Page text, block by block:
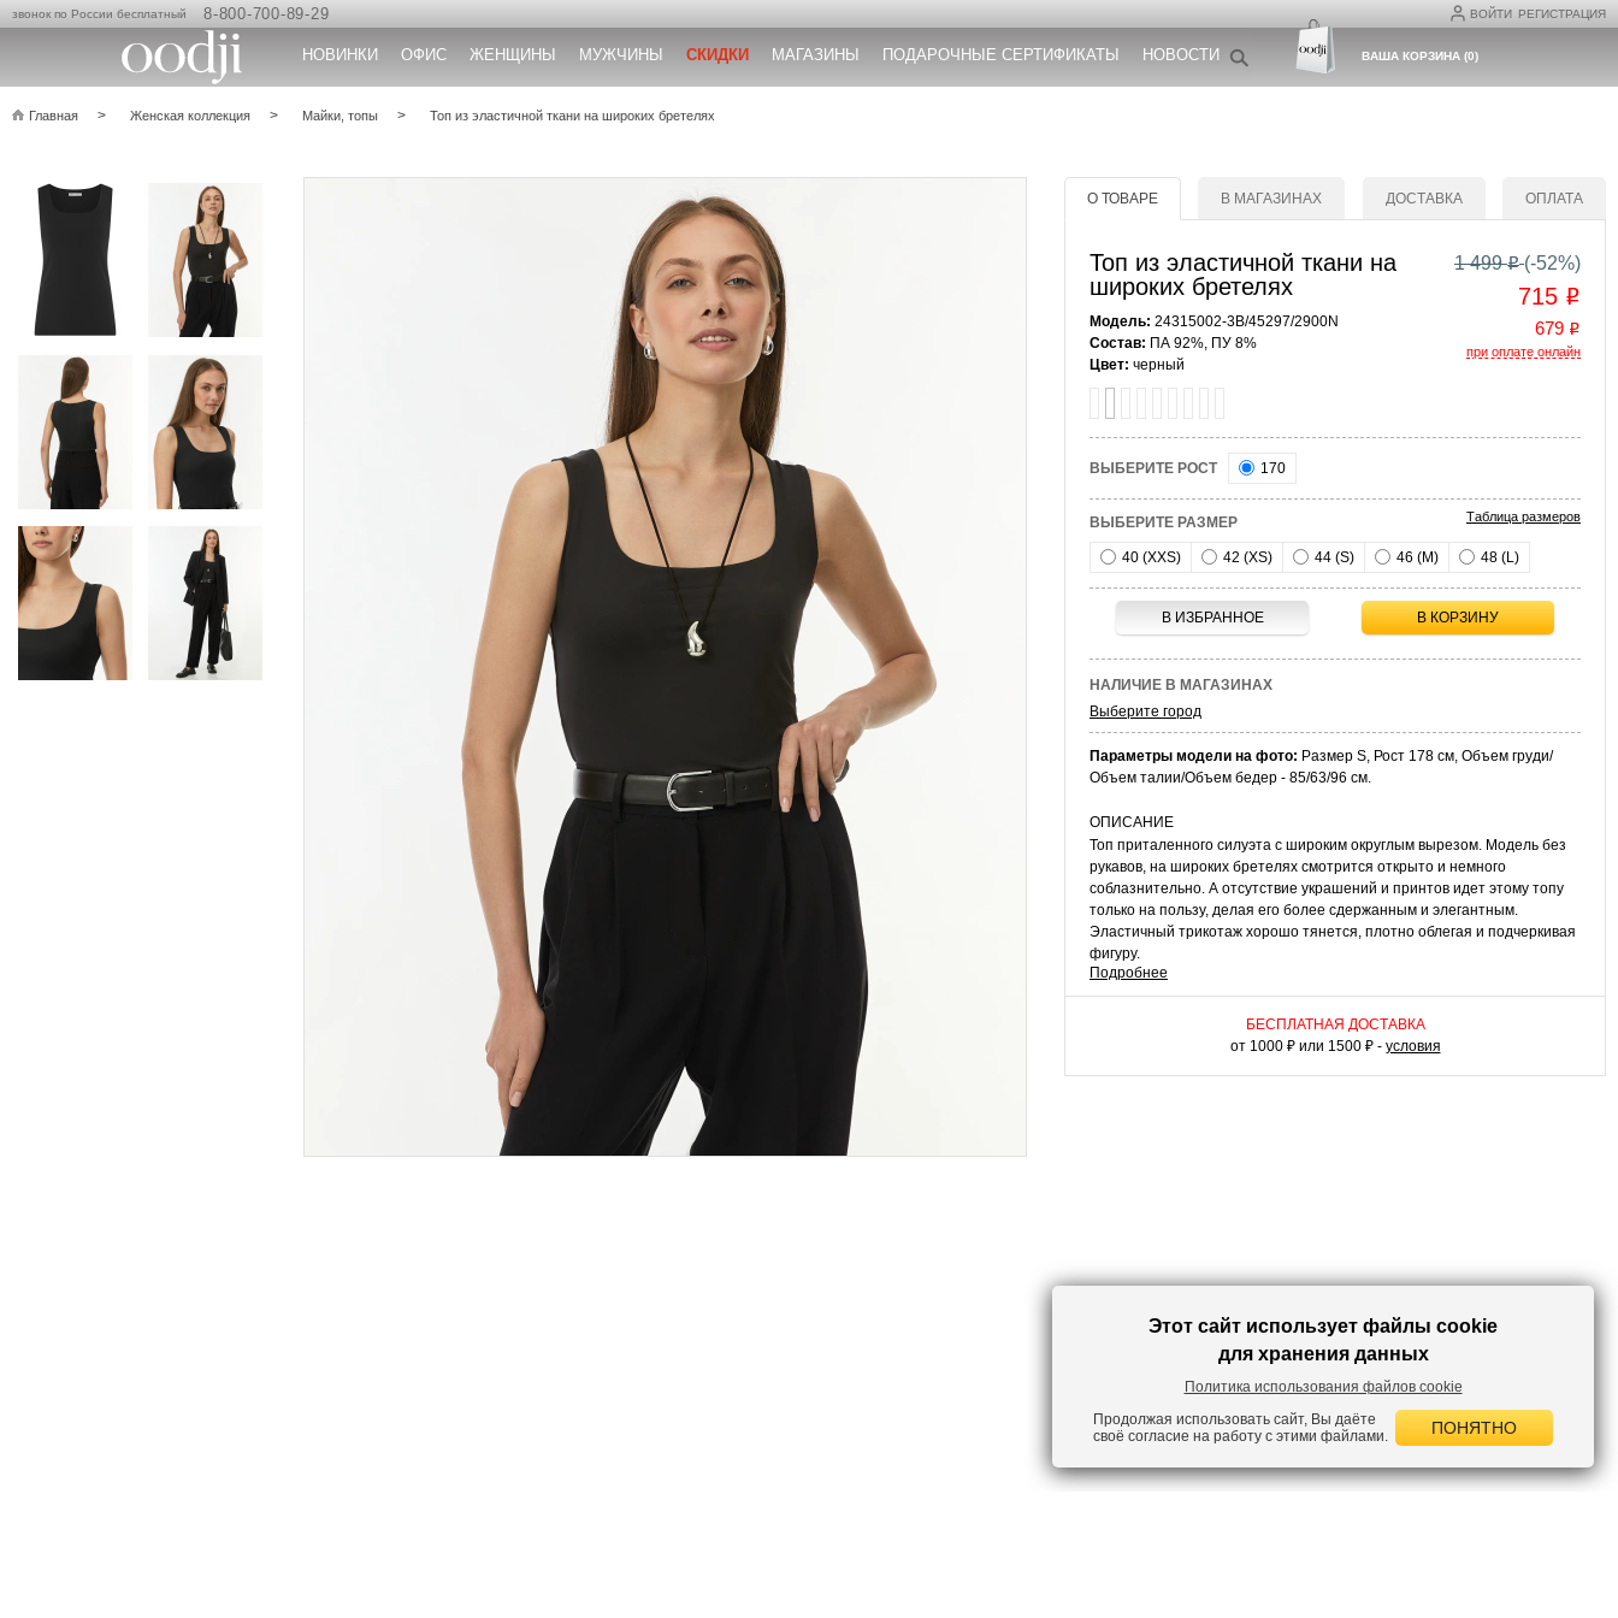
ВОЙТИ РЕГИСТРАЦИЯ
звонок по России бесплатный 8-800-700-89-29
НОВИНКИ ОФИС ЖЕНЩИНЫ МУЖЧИНЫ СКИДКИ МАГАЗИНЫ ПОДАРОЧНЫЕ СЕРТИФИКАТЫ НОВОСТИ ВАША КОРЗИНА(0)
Главная Женская коллекция Майки, топы Топ из эластичной ткани на широких бретелях
О ТОВАРЕ В МАГАЗИНАХ ДОСТАВКА ОПЛАТА
Топ из эластичной ткани на
широких бретелях
Модель: 24315002-3B/45297/2900N
Состав: ПА 92%, ПУ 8%
Цвет: черный
1 499o (-52%)
715 o
679 o
при оплате онлайн
ВЫБЕРИТЕ РОСТ 170
ВЫБЕРИТЕ РАЗМЕР Таблица размеров
40 (XXS) 42 (XS) 44 (S) 46 (M) 48 (L)
В ИЗБРАННОЕ В КОРЗИНУ
НАЛИЧИЕ В МАГАЗИНАХ
Выберите город
Параметры модели на фото: Размер S, Рост 178 см, Объем груди/
Объем талии/Объем бедер - 85/63/96 см.
ОПИСАНИЕ
Топ приталенного силуэта с широким округлым вырезом. Модель без
рукавов, на широких бретелях смотрится открыто и немного
соблазнительно. А отсутствие украшений и принтов идет этому топу
только на пользу, делая его более сдержанным и элегантным.
Эластичный трикотаж хорошо тянется, плотно облегая и подчеркивая
фигуру.
КАК НОСИТЬ
Эта модель идеально подходит для жаркой погоды. Топ на широких
бретелях – беспроигрышный вариант для вашего повседневного
Подробнее
БЕСПЛАТНАЯ ДОСТАВКА
от 1000 ₽ или 1500 ₽ - условия
Этот сайт использует файлы cookie
для хранения данных
Политика использования файлов cookie
Продолжая использовать сайт, Вы даёте
своё согласие на работу с этими файлами.
ПОНЯТНО